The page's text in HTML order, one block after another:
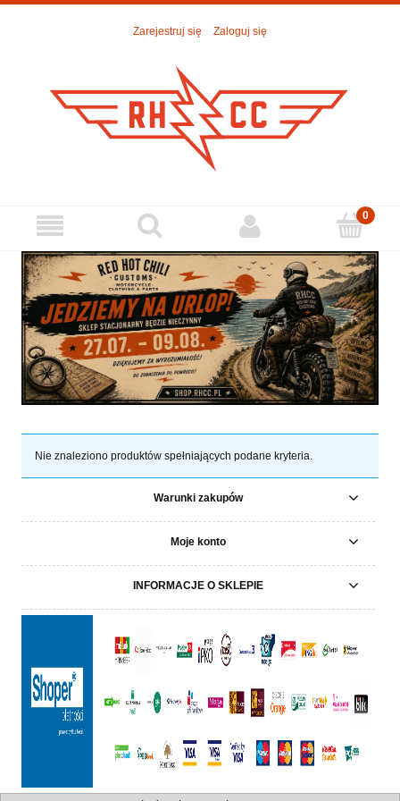
Zarejestruj się Zaloguj się
Nie znaleziono produktów spełniających podane kryteria.
Warunki zakupów
Moje konto
INFORMACJE O SKLEPIE